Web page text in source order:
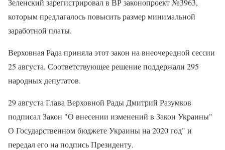
Зеленский зарегистрировал в ВР законопроект №3963,
которым предлагалось повысить размер минимальной
заработной платы.
Верховная Рада приняла этот закон на внеочередной сессии
25 августа. Соответствующее решение поддержали 295
народных депутатов.
29 августа Глава Верховной Рады Дмитрий Разумков
подписал Закон "О внесении изменений в Закон Украины"
О Государственном бюджете Украины на 2020 год" и
передал его на подпись Президенту.